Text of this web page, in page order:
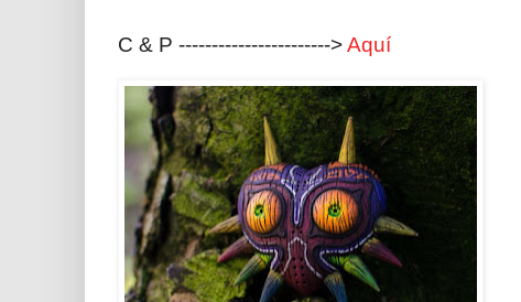
C & P ----------------------->Aquí